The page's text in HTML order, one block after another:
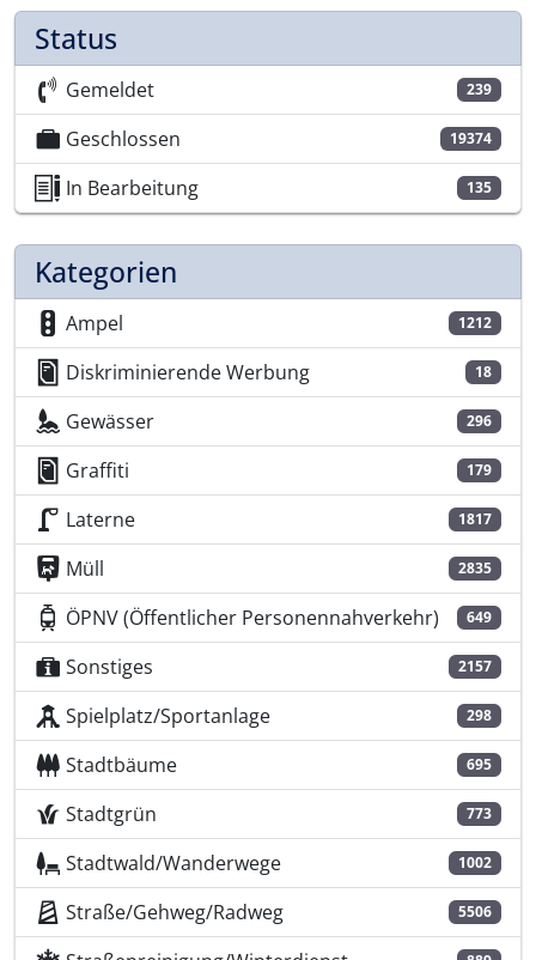
Status
Gemeldet 239
Geschlossen 19374
In Bearbeitung 135
Kategorien
Ampel 1212
Diskriminierende Werbung 18
Gewässer 296
Graffiti 179
Laterne 1817
Müll 2835
ÖPNV (Öffentlicher Personennahverkehr) 649
Sonstiges 2157
Spielplatz/Sportanlage 298
Stadtbäume 695
Stadtgrün 773
Stadtwald/Wanderwege 1002
Straße/Gehweg/Radweg 5506